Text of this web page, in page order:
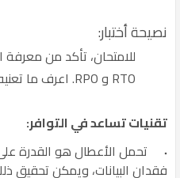
نصيحة أختبار:
RTO و RPO. اعرف ما تعنيه هذه الاختصارات وما تعنيه.
تقنيات تساعد في التوافر:
تحمل الأعطال هو القدرة